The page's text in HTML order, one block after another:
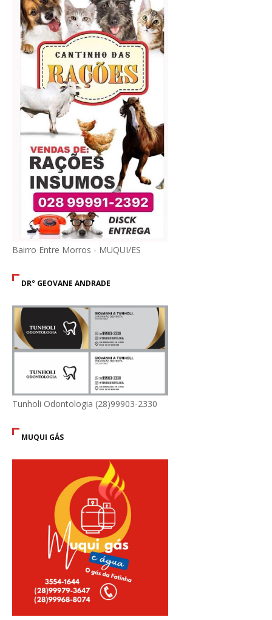
Bairro Entre Morros - MUQUI/ES
DR° GEOVANE ANDRADE
Tunholi Odontologia (28)99903-2330
MUQUI GÁS